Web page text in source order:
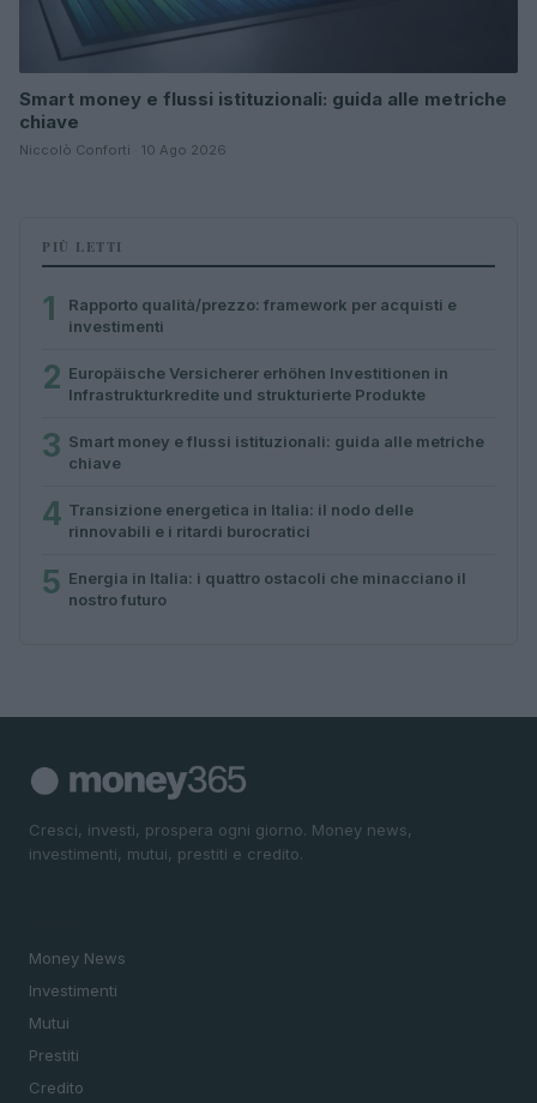
Smart money e flussi istituzionali: guida alle metriche
chiave
Niccolò Conforti · 10 Ago 2026
PIÙ LETTI
1
Rapporto qualità/prezzo: framework per acquisti e
investimenti
2 Europäische Versicherer erhöhen Investitionen in
Infrastrukturkredite und strukturierte Produkte
3 Smart money e flussi istituzionali: guida alle metriche
chiave
4 Transizione energetica in Italia: il nodo delle
rinnovabili e i ritardi burocratici
5 Energia in Italia: i quattro ostacoli che minacciano il
nostro futuro
Cresci, investi, prospera ogni giorno. Money news,
investimenti, mutui, prestiti e credito.
Money News
Investimenti
Mutui
Prestiti
Credito